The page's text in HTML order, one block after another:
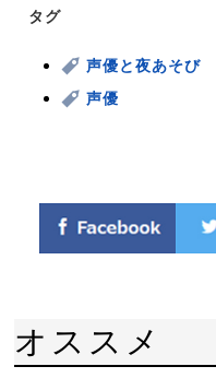
タグ
声優と夜あそび
声優
オススメ